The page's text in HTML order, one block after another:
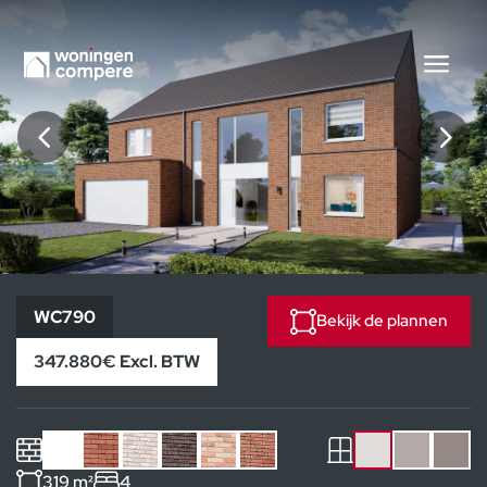
WC790
WC790
347.880€ Excl. BTW
Bekijk de plannen
319 m² 4